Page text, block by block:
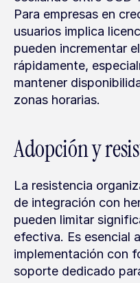
Para empresas en
usuarios implica
pueden incrementar
rápidamente,
mantener
zonas horarias.
Adopción y
La resistencia
de integración con
pueden limitar
efectiva. Es esencial
implementación con
soporte dedicado